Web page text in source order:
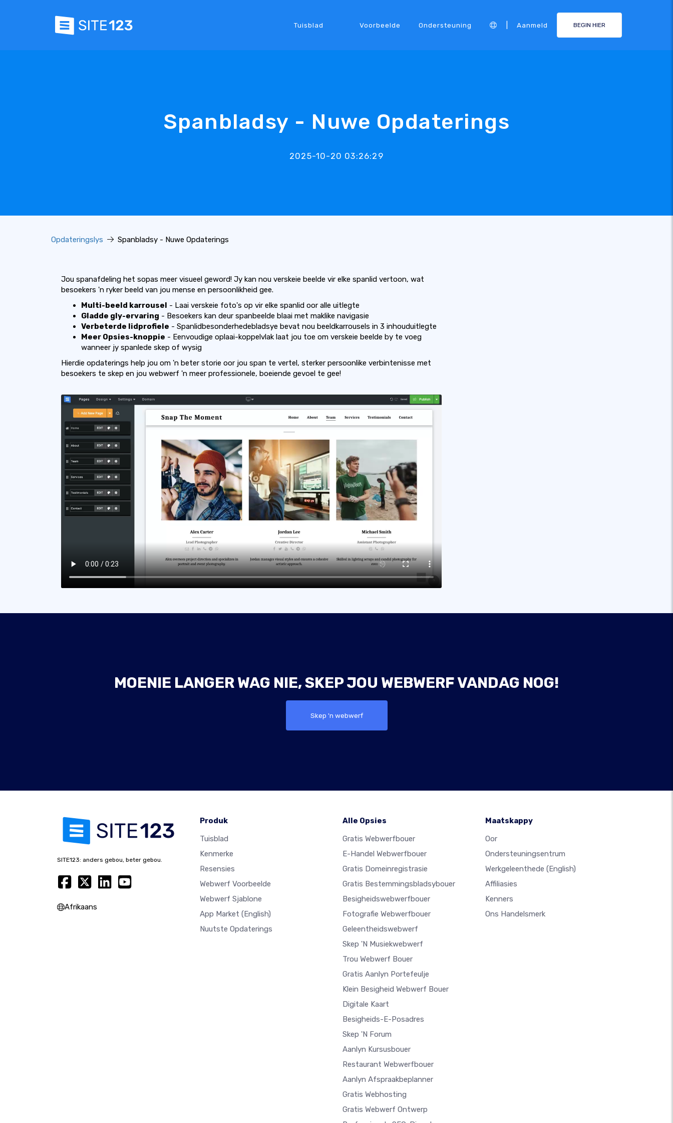
Tuisblad Voorbeelde Ondersteuning Aanmeld BEGIN HIER
Spanbladsy - Nuwe Opdaterings
2025-10-20 03:26:29
Opdateringslys Spanbladsy - Nuwe Opdaterings
Jou spanafdeling het sopas meer visueel geword! Jy kan nou verskeie beelde vir elke spanlid vertoon, wat
besoekers 'n ryker beeld van jou mense en persoonlikheid gee.
Multi-beeld karrousel - Laai verskeie foto's op vir elke spanlid oor alle uitlegte
Gladde gly-ervaring - Besoekers kan deur spanbeelde blaai met maklike navigasie
Verbeterde lidprofiele - Spanlidbesonderhedebladsye bevat nou beeldkarrousels in 3 inhouduitlegte
Meer Opsies-knoppie - Eenvoudige oplaai-koppelvlak laat jou toe om verskeie beelde by te voeg
wanneer jy spanlede skep of wysig
Hierdie opdaterings help jou om 'n beter storie oor jou span te vertel, sterker persoonlike verbintenisse met
besoekers te skep en jou webwerf 'n meer professionele, boeiende gevoel te gee!
MOENIE LANGER WAG NIE, SKEP JOU WEBWERF VANDAG NOG!
Skep 'n webwerf
SITE123: anders gebou, beter gebou.
Afrikaans
Produk
Tuisblad
Kenmerke
Resensies
Webwerf Voorbeelde
Webwerf Sjablone
App Market (English)
Nuutste Opdaterings
Alle Opsies
Gratis Webwerfbouer
E-Handel Webwerfbouer
Gratis Domeinregistrasie
Gratis Bestemmingsbladsybouer
Besigheidswebwerfbouer
Fotografie Webwerfbouer
Geleentheidswebwerf
Skep 'n Musiekwebwerf
Trou Webwerf Bouer
Gratis Aanlyn Portefeulje
Klein Besigheid Webwerf Bouer
Digitale Kaart
Besigheids-E-Posadres
Skep 'n Forum
Aanlyn Kursusbouer
Restaurant Webwerfbouer
Aanlyn Afspraakbeplanner
Gratis Webhosting
Gratis Webwerf Ontwerp
Maatskappy
Oor
Ondersteuningsentrum
Werkgeleenthede (English)
Affiliasies
Kenners
Ons Handelsmerk